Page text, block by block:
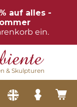
auf alles -
ein.
& Skulpturen